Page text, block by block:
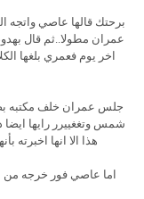
برحتك قالها عاصي واتجه
عمران مطولا..ثم قال
اخر يوم فعمري بلغها
جلس عمران خلف مكتبه
شمس وتغغييرر رايها
هذا الا انها اخبرته
اما عاصي فور خرجه من